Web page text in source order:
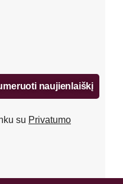
naujienlaiškį
su Privatumo